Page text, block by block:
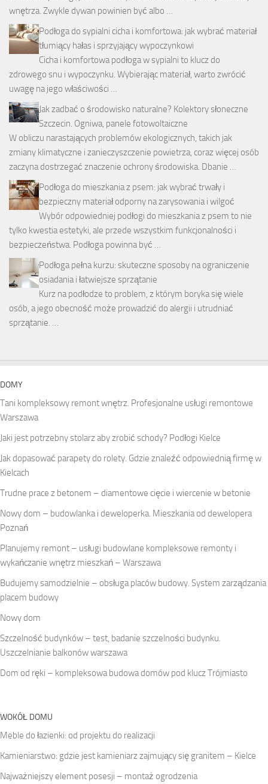
wnętrza. Zwykle dywan powinien być albo …
Podłoga do sypialni cicha i komfortowa: jak wybrać materiał
tłumiący hałas i sprzyjający wypoczynkowi
Cicha i komfortowa podłoga w sypialni to klucz do
zdrowego snu i wypoczynku. Wybierając materiał, warto zwrócić
uwagę na jego właściwości …
Jak zadbać o środowisko naturalne? Kolektory słoneczne
Szczecin. Ogniwa, panele fotowoltaiczne
W obliczu narastających problemów ekologicznych, takich jak
zmiany klimatyczne i zanieczyszczenie powietrza, coraz więcej osób
zaczyna dostrzegać znaczenie ochrony środowiska. Dbanie …
Podłoga do mieszkania z psem: jak wybrać trwały i
bezpieczny materiał odporny na zarysowania i wilgoć
Wybór odpowiedniej podłogi do mieszkania z psem to nie
tylko kwestia estetyki, ale przede wszystkim funkcjonalności i
bezpieczeństwa. Podłoga powinna być …
Podłoga pełna kurzu: skuteczne sposoby na ograniczenie
osiadania i łatwiejsze sprzątanie
Kurz na podłodze to problem, z którym boryka się wiele
osób, a jego obecność może prowadzić do alergii i utrudniać
sprzątanie. …
DOMY
Tani kompleksowy remont wnętrz. Profesjonalne usługi remontowe
Warszawa
Jaki jest potrzebny stolarz aby zrobić schody? Podłogi Kielce
Jak dopasować parapety do rolety. Gdzie znaleźć odpowiednią firmę w
Kielcach
Trudne prace z betonem – diamentowe cięcie i wiercenie w betonie
Nowy dom – budowlanka i deweloperka. Mieszkania od dewelopera
Poznań
Planujemy remont – usługi budowlane kompleksowe remonty i
wykańczanie wnętrz mieszkań – Warszawa
Budujemy samodzielnie – obsługa placów budowy. System zarządzania
placem budowy
Nowy dom
Szczelność budynków – test, badanie szczelności budynku.
Uszczelnianie balkonów warszawa
Dom od ręki – kompleksowa budowa domów pod klucz Trójmiasto
WOKÓŁ DOMU
Meble do łazienki: od projektu do realizacji
Kamieniarstwo: gdzie jest kamieniarz zajmujący się granitem – Kielce
Najważniejszy element posesji – montaż ogrodzenia